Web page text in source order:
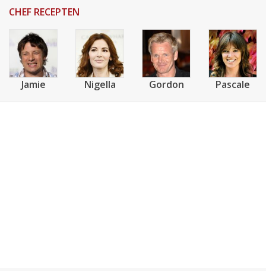
CHEF RECEPTEN
Jamie Nigella Gordon Pascale